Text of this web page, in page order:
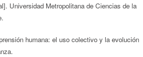
Universidad Metropolitana de Ciencias de la
humana: el uso colectivo y la evolución